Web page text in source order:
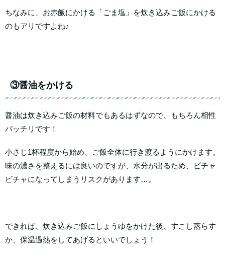
ちなみに、お赤飯にかける「ごま塩」を炊き込みご飯にかける
のもアリですよね♪
③醤油をかける
醤油は炊き込みご飯の材料でもあるはずなので、もちろん相性
バッチリです！
小さじ1杯程度から始め、ご飯全体に行き渡るようにかけます。
味の濃さを整えるには良いのですが、水分が出るため、ビチャ
ビチャになってしまうリスクがあります…。
できれば、炊き込みご飯にしょうゆをかけた後、すこし蒸らす
か、保温過熱をしてあげるといいでしょう！